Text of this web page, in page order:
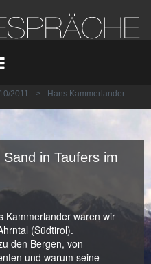
2011 > Hans Kammerlander
in Taufers im
Kammerlander waren wir
(Südtirol).
den Bergen, von
und warum seine